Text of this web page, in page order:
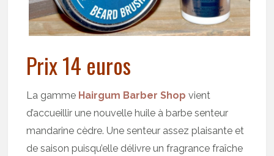
Prix 14 euros
La gamme Hairgum Barber Shop vient
d’accueillir une nouvelle huile à barbe senteur
mandarine cèdre. Une senteur assez plaisante et
de saison puisqu’elle délivre un fragrance fraîche